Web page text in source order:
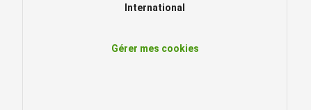
International
Gérer mes cookies